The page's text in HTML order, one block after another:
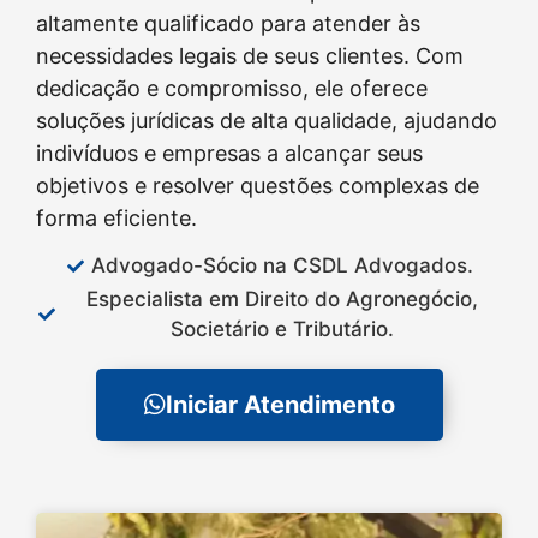
altamente qualificado para atender às
necessidades legais de seus clientes. Com
dedicação e compromisso, ele oferece
soluções jurídicas de alta qualidade, ajudando
indivíduos e empresas a alcançar seus
objetivos e resolver questões complexas de
forma eficiente.
Advogado-Sócio na CSDL Advogados.
Especialista em Direito do Agronegócio,
Societário e Tributário.
Iniciar Atendimento